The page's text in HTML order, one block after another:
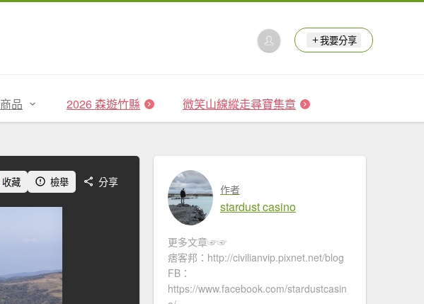
我要分享
商品 2026 森遊竹縣 微笑山線縱走尋寶集章
收藏 檢舉 分享
作者
stardust casino
更多文章☞☞
痞客邦：http://civilianvip.pixnet.net/blog
FB：
https://www.facebook.com/stardustcasin